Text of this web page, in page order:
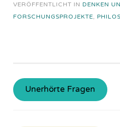
VERÖFFENTLICHT IN DENKEN
FORSCHUNGSPROJEKTE,
Unerhörte Fragen